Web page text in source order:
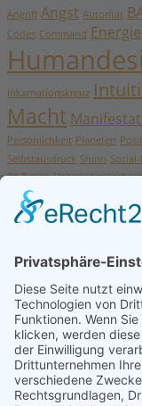
Angriff Angst Autorität
Codes Command Energie
Inkarnationskreuz
Macht
Persönlichkeit Planeten
Selbstausdruck Shinn
34 Typen
Neue
Ängste im
einsetzen zu
Angst offenbart
Hidden Secret
Queen zuThe 5
Cannot Collapse
The 5 Pillars of
beg –
So nutzt du